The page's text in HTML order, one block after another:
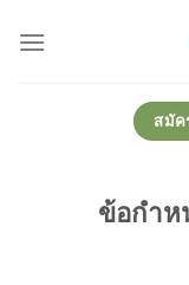
สมัค
ข้อกำห